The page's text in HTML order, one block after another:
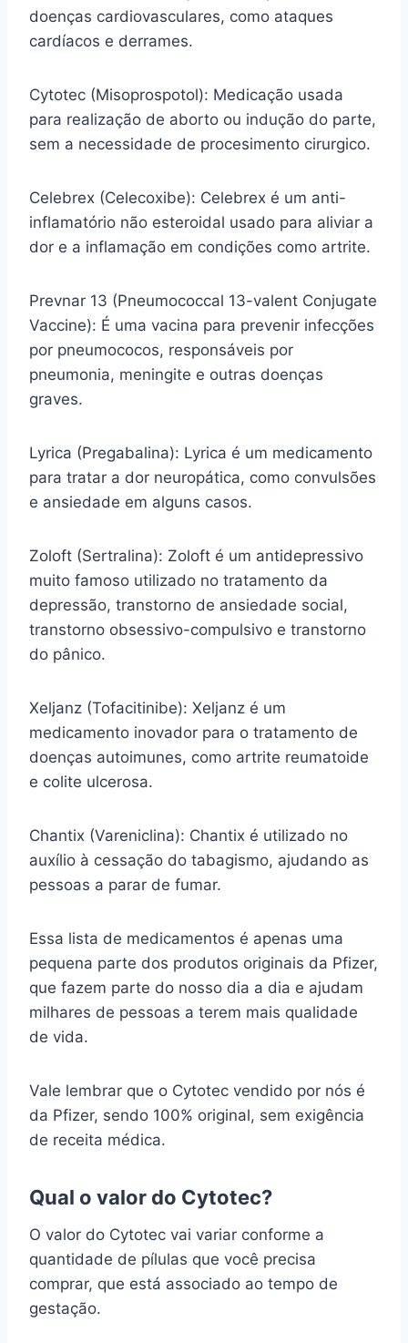
doenças cardiovasculares, como ataques
cardíacos e derrames.
Cytotec (Misoprospotol): Medicação usada
para realização de aborto ou indução do parte,
sem a necessidade de procesimento cirurgico.
Celebrex (Celecoxibe): Celebrex é um anti-
inflamatório não esteroidal usado para aliviar a
dor e a inflamação em condições como artrite.
Prevnar 13 (Pneumococcal 13-valent Conjugate
Vaccine): É uma vacina para prevenir infecções
por pneumococos, responsáveis por
pneumonia, meningite e outras doenças
graves.
Lyrica (Pregabalina): Lyrica é um medicamento
para tratar a dor neuropática, como convulsões
e ansiedade em alguns casos.
Zoloft (Sertralina): Zoloft é um antidepressivo
muito famoso utilizado no tratamento da
depressão, transtorno de ansiedade social,
transtorno obsessivo-compulsivo e transtorno
do pânico.
Xeljanz (Tofacitinibe): Xeljanz é um
medicamento inovador para o tratamento de
doenças autoimunes, como artrite reumatoide
e colite ulcerosa.
Chantix (Vareniclina): Chantix é utilizado no
auxílio à cessação do tabagismo, ajudando as
pessoas a parar de fumar.
Essa lista de medicamentos é apenas uma
pequena parte dos produtos originais da Pfizer,
que fazem parte do nosso dia a dia e ajudam
milhares de pessoas a terem mais qualidade
de vida.
Vale lembrar que o Cytotec vendido por nós é
da Pfizer, sendo 100% original, sem exigência
de receita médica.
Qual o valor do Cytotec?
O valor do Cytotec vai variar conforme a
quantidade de pílulas que você precisa
comprar, que está associado ao tempo de
gestação.